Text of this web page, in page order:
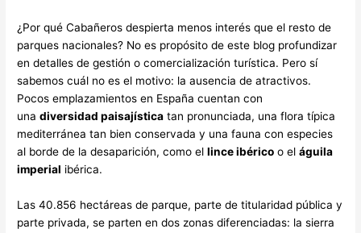
¿Por qué Cabañeros despierta menos interés que el resto de
parques nacionales? No es propósito de este blog profundizar
en detalles de gestión o comercialización turística. Pero sí
sabemos cuál no es el motivo: la ausencia de atractivos.
Pocos emplazamientos en España cuentan con
unadiversidad paisajística tan pronunciada, una flora típica
mediterránea tan bien conservada y una fauna con especies
al borde de la desaparición, como ellince ibérico o eláguila
imperial ibérica.
Las 40.856 hectáreas de parque, parte de titularidad pública y
parte privada, se parten en dos zonas diferenciadas: la sierra